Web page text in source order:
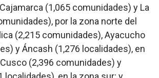
(1,065 comunidades) y La
por la zona norte del
(2,215 comunidades), Ayacucho
y Áncash (1,276 localidades), en
(2,396 comunidades) y